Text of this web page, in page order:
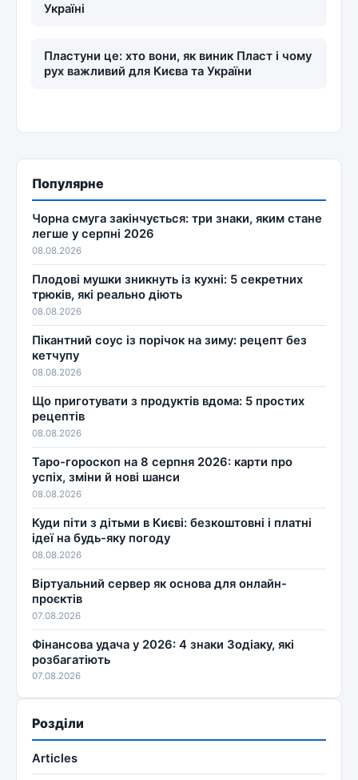
Україні
Пластуни це: хто вони, як виник Пласт і чому
рух важливий для Києва та України
Популярне
Чорна смуга закінчується: три знаки, яким стане
легше у серпні 2026
08.08.2026
Плодові мушки зникнуть із кухні: 5 секретних
трюків, які реально діють
08.08.2026
Пікантний соус із порічок на зиму: рецепт без
кетчупу
08.08.2026
Що приготувати з продуктів вдома: 5 простих
рецептів
08.08.2026
Таро-гороскоп на 8 серпня 2026: карти про
успіх, зміни й нові шанси
08.08.2026
Куди піти з дітьми в Києві: безкоштовні і платні
ідеї на будь-яку погоду
08.08.2026
Віртуальний сервер як основа для онлайн-
проєктів
07.08.2026
Фінансова удача у 2026: 4 знаки Зодіаку, які
розбагатіють
07.08.2026
Розділи
Articles